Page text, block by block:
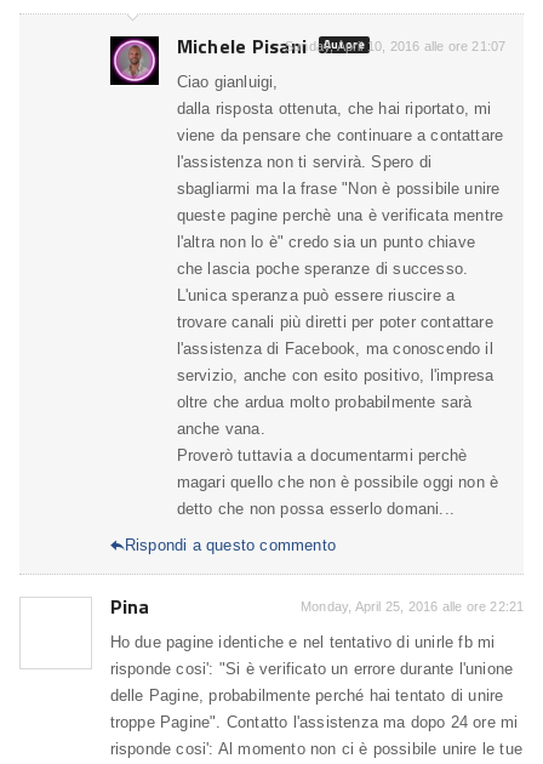
Michele Pisani Autore
Sunday, April 10, 2016 alle ore 21:07
Ciao gianluigi,
dalla risposta ottenuta, che hai riportato, mi
viene da pensare che continuare a contattare
l'assistenza non ti servirà. Spero di
sbagliarmi ma la frase "Non è possibile unire
queste pagine perchè una è verificata mentre
l'altra non lo è" credo sia un punto chiave
che lascia poche speranze di successo.
L'unica speranza può essere riuscire a
trovare canali più diretti per poter contattare
l'assistenza di Facebook, ma conoscendo il
servizio, anche con esito positivo, l'impresa
oltre che ardua molto probabilmente sarà
anche vana.
Proverò tuttavia a documentarmi perchè
magari quello che non è possibile oggi non è
detto che non possa esserlo domani...
Rispondi a questo commento
Pina Monday, April 25, 2016 alle ore 22:21
Ho due pagine identiche e nel tentativo di unirle fb mi
risponde cosi': "Si è verificato un errore durante l'unione
delle Pagine, probabilmente perché hai tentato di unire
troppe Pagine". Contatto l'assistenza ma dopo 24 ore mi
risponde cosi': Al momento non ci è possibile unire le tue